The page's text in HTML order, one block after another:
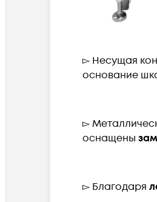
▻ Несущая
основание
▻
оснащены
▻ Благодаря